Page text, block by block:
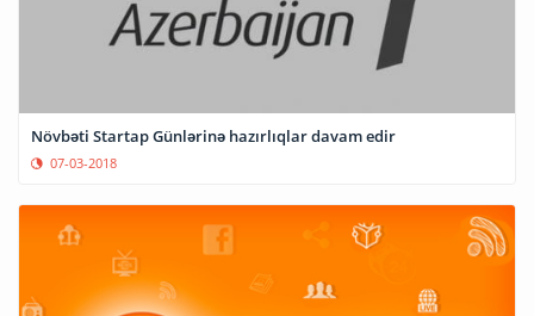
Növbəti Startap Günlərinə hazırlıqlar davam edir
07-03-2018